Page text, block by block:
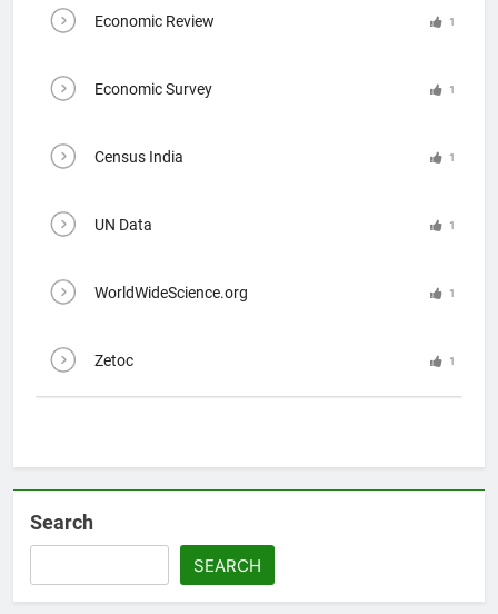
Economic Review 1
Economic Survey 1
Census India 1
UN Data 1
WorldWideScience.org 1
Zetoc 1
Search
SEARCH